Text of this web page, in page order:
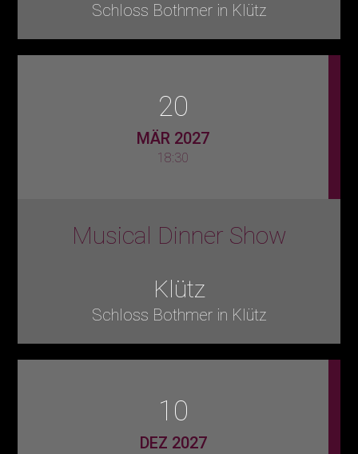
Schloss Bothmer in Klütz
20
MÄR 2027
18:30
Musical Dinner Show
Klütz
Schloss Bothmer in Klütz
10
DEZ 2027